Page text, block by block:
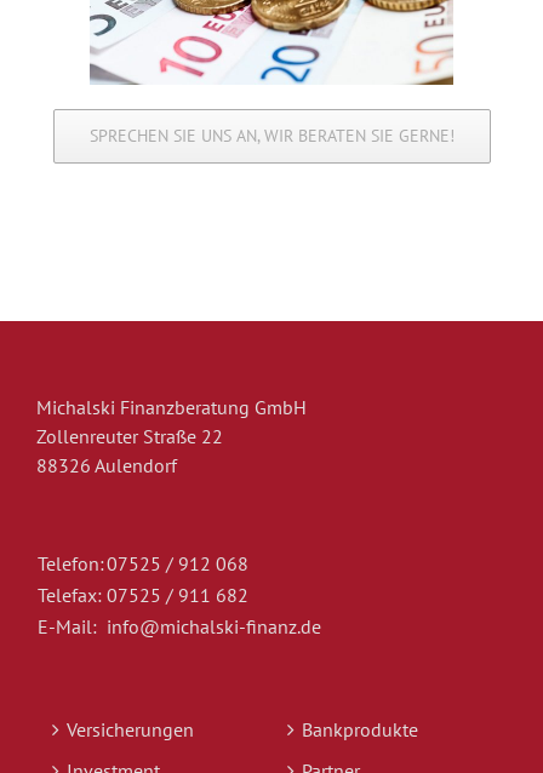
SPRECHEN SIE UNS AN, WIR BERATEN SIE GERNE!
Michalski Finanzberatung GmbH
Zollenreuter Straße 22
88326 Aulendorf
Telefon:07525 / 912 068
Telefax: 07525 / 911 682
E-Mail: info@michalski-finanz.de
Versicherungen
Bankprodukte